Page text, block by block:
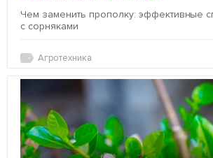
Чем заменить прополку: эффективные
с сорняками
Агротехника